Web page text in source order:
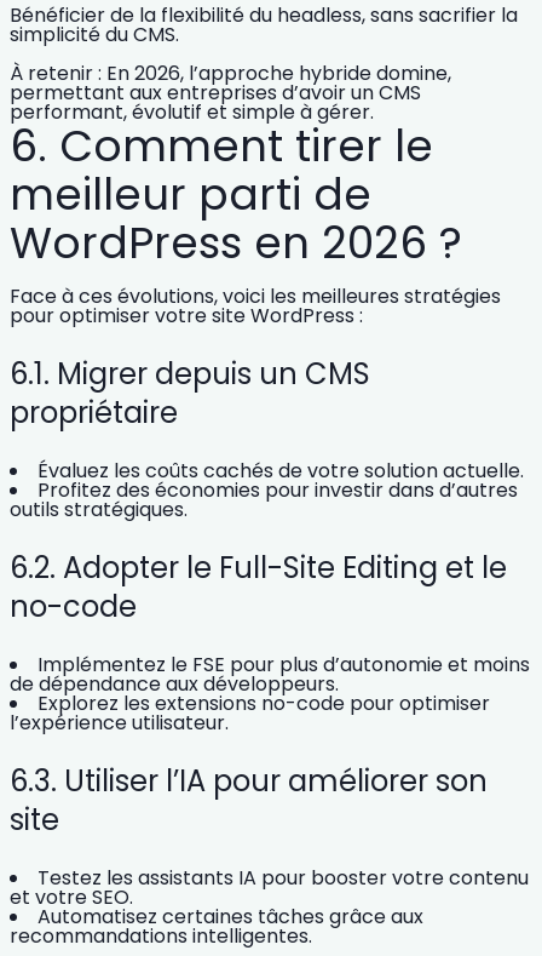
Bénéficier de la flexibilité du headless, sans sacrifier la
simplicité du CMS.
À retenir : En 2026, l’approche hybride domine,
permettant aux entreprises d’avoir un CMS
performant, évolutif et simple à gérer.
6. Comment tirer le
meilleur parti de
WordPress en 2026 ?
Face à ces évolutions, voici les meilleures stratégies
pour optimiser votre site WordPress :
6.1. Migrer depuis un CMS
propriétaire
Évaluez les coûts cachés de votre solution actuelle.
Profitez des économies pourinvestir dans d’autres
outils stratégiques.
6.2. Adopter le Full-Site Editing et le
no-code
Implémentez le FSE pour plus d’autonomieet moins
de dépendance aux développeurs.
Explorez les extensions no-code pour optimiser
l’expérience utilisateur.
6.3. Utiliser l’IA pour améliorer son
site
Testez les assistants IA pour booster votre contenu
et votre SEO.
Automatisez certaines tâches grâce aux
recommandations intelligentes.